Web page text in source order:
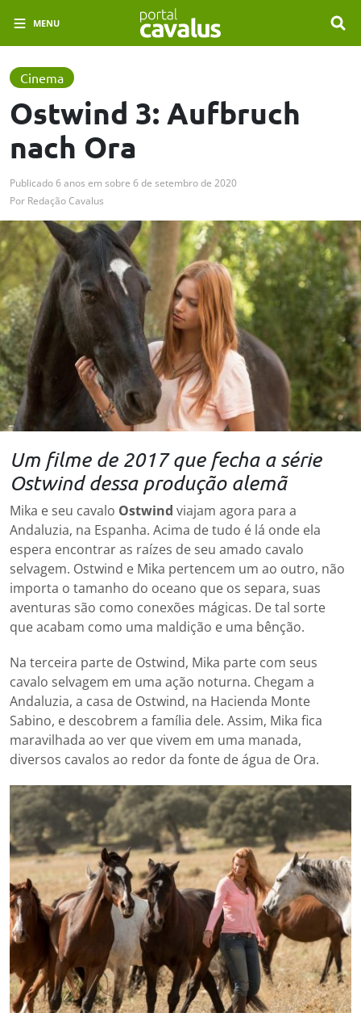
MENU
Cinema
Ostwind 3: Aufbruch
nach Ora
Publicado6 anos em sobre 6 de setembro de 2020
Por Redação Cavalus
Um filme de 2017 que fecha a série
Ostwind dessa produção alemã
Mika e seu cavalo Ostwind viajam agora para a
Andaluzia, na Espanha. Acima de tudo é lá onde ela
espera encontrar as raízes de seu amado cavalo
selvagem. Ostwind e Mika pertencem um ao outro, não
importa o tamanho do oceano que os separa, suas
aventuras são como conexões mágicas. De tal sorte
que acabam como uma maldição e uma bênção.
Na terceira parte de Ostwind, Mika parte com seus
cavalo selvagem em uma ação noturna. Chegam a
Andaluzia, a casa de Ostwind, na Hacienda Monte
Sabino, e descobrem a família dele. Assim, Mika fica
maravilhada ao ver que vivem em uma manada,
diversos cavalos ao redor da fonte de água de Ora.